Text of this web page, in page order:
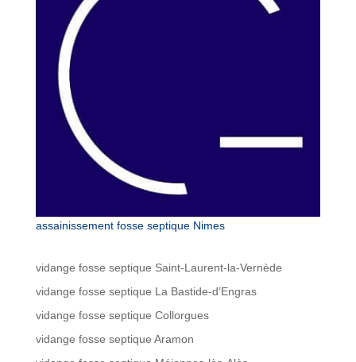
assainissement fosse septique Nimes
vidange fosse septique Saint-Laurent-la-Vernède
vidange fosse septique La Bastide-d’Engras
vidange fosse septique Collorgues
vidange fosse septique Aramon